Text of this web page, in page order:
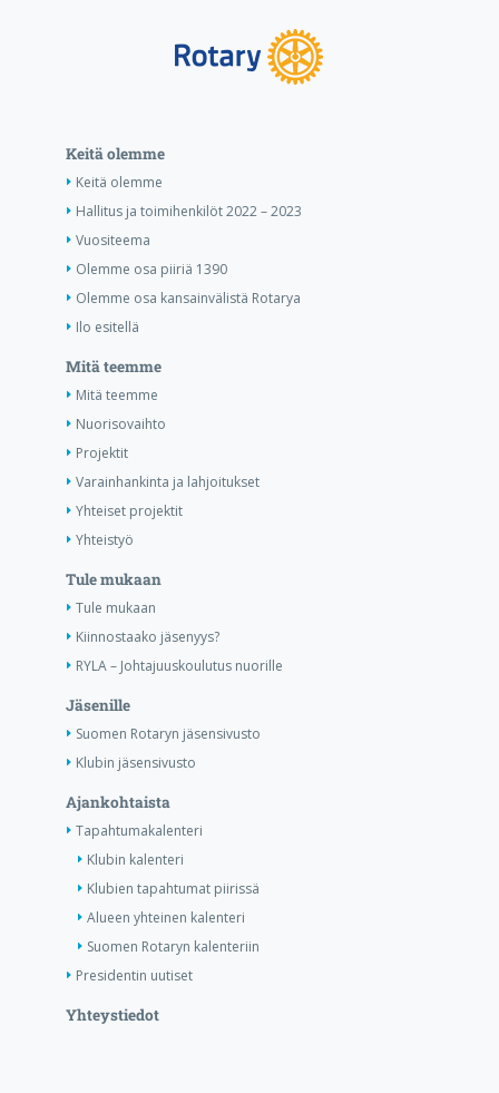
Keitä olemme
Keitä olemme
Hallitus ja toimihenkilöt 2022 – 2023
Vuositeema
Olemme osa piiriä 1390
Olemme osa kansainvälistä Rotarya
Ilo esitellä
Mitä teemme
Mitä teemme
Nuorisovaihto
Projektit
Varainhankinta ja lahjoitukset
Yhteiset projektit
Yhteistyö
Tule mukaan
Tule mukaan
Kiinnostaako jäsenyys?
RYLA – Johtajuuskoulutus nuorille
Jäsenille
Suomen Rotaryn jäsensivusto
Klubin jäsensivusto
Ajankohtaista
Tapahtumakalenteri
Klubin kalenteri
Klubien tapahtumat piirissä
Alueen yhteinen kalenteri
Suomen Rotaryn kalenteriin
Presidentin uutiset
Yhteystiedot